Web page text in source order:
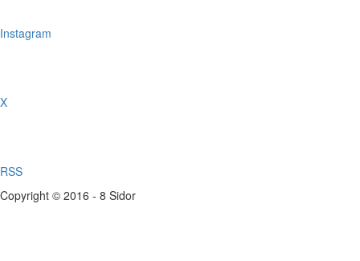
Instagram
X
RSS
Copyright © 2016 - 8 Sidor